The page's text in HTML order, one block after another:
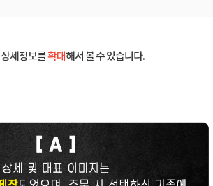
상세정보를확대해서 볼 수 있습니다.